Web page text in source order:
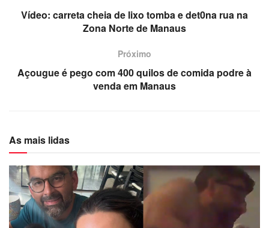
Vídeo: carreta cheia de lixo tomba e det0na rua na
Zona Norte de Manaus
Próximo
Açougue é pego com 400 quilos de comida podre à
venda em Manaus
As mais lidas